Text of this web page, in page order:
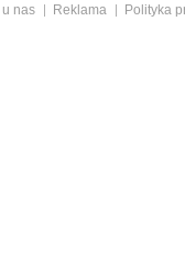
u nas Reklama
Polityka